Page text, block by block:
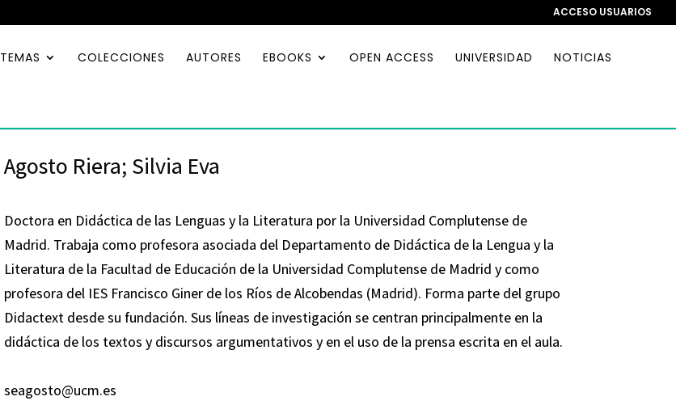
ACCESO USUARIOS
TEMAS COLECCIONES AUTORES EBOOKS OPEN ACCESS UNIVERSIDAD NOTICIAS
Agosto Riera; Silvia Eva
Doctora en Didáctica de las Lenguas y la Literatura por la Universidad Complutense de
Madrid. Trabaja como profesora asociada del Departamento de Didáctica de la Lengua y la
Literatura de la Facultad de Educación de la Universidad Complutense de Madrid y como
profesora del IES Francisco Giner de los Ríos de Alcobendas (Madrid). Forma parte del grupo
Didactext desde su fundación. Sus líneas de investigación se centran principalmente en la
didáctica de los textos y discursos argumentativos y en el uso de la prensa escrita en el aula.
seagosto@ucm.es